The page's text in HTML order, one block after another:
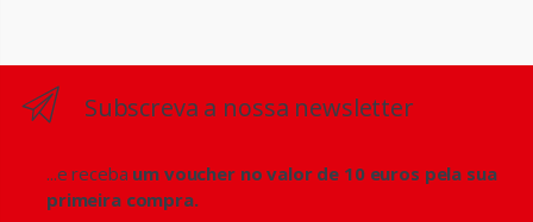
Subscreva a nossa newsletter
...e receba um voucher no valor de 10 euros pela sua
primeira compra.